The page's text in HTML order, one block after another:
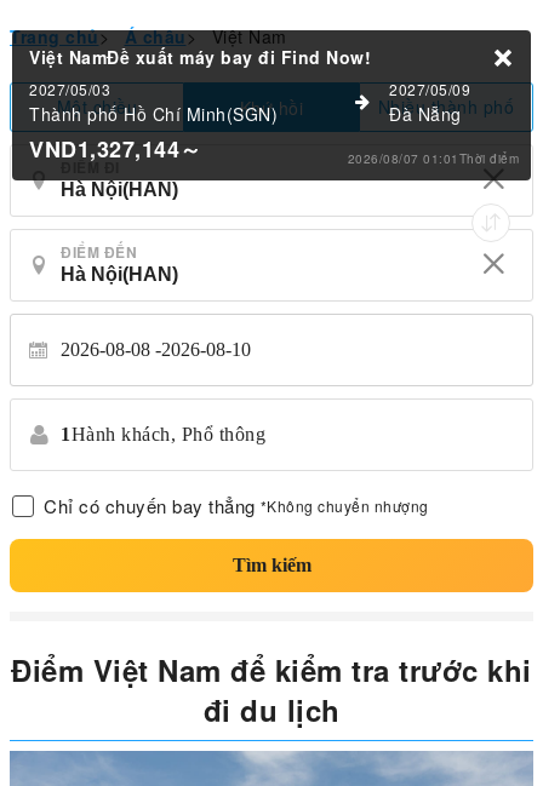
Trang chủ> Á châu> Việt Nam
Một chiều Khứ hồi Nhiều thành phố
ĐIỂM ĐI
ĐIỂM ĐẾN
2026-08-08 2026-08-10
1Hành khách, Phổ thông
Chỉ có chuyến bay thẳng *Không chuyển nhượng
Tìm kiếm
Việt NamĐề xuất máy bay đi Find Now!
2027/05/03
Thành phố Hồ Chí Minh(SGN)
2027/05/09
Đà Nẵng
VND1,327,144～ 2026/08/07 01:01Thời điểm
Điểm Việt Nam để kiểm tra trước khi
đi du lịch